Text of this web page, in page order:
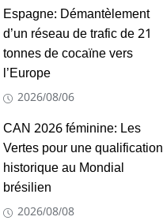
Espagne: Démantèlement
d’un réseau de trafic de 21
tonnes de cocaïne vers
l’Europe
2026/08/06
CAN 2026 féminine: Les
Vertes pour une qualification
historique au Mondial
brésilien
2026/08/08